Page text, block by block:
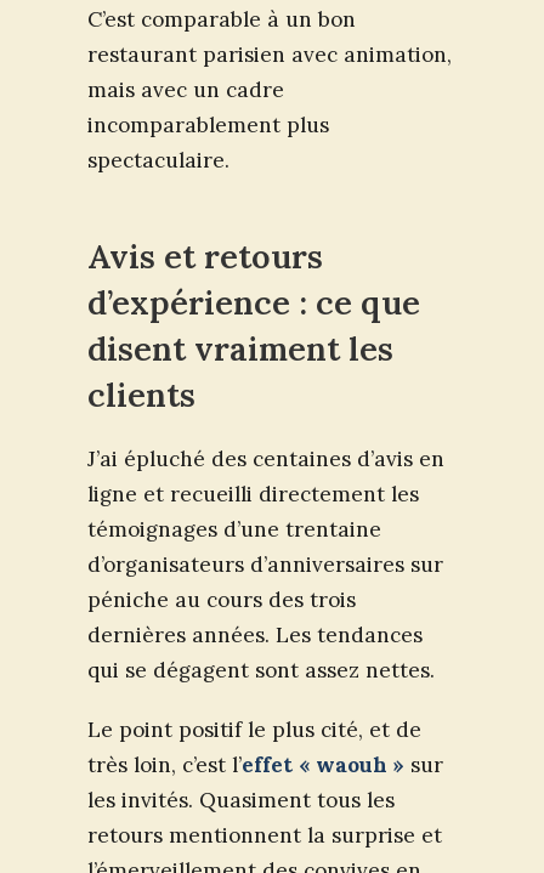
C’est comparable à un bon
restaurant parisien avec animation,
mais avec un cadre
incomparablement plus
spectaculaire.
Avis et retours
d’expérience : ce que
disent vraiment les
clients
J’ai épluché des centaines d’avis en
ligne et recueilli directement les
témoignages d’une trentaine
d’organisateurs d’anniversaires sur
péniche au cours des trois
dernières années. Les tendances
qui se dégagent sont assez nettes.
Le point positif le plus cité, et de
très loin, c’est l’effet « waouh » sur
les invités. Quasiment tous les
retours mentionnent la surprise et